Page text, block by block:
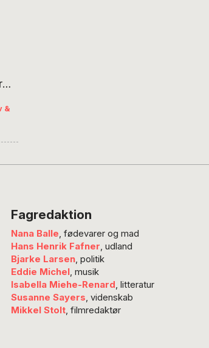
&
Fagredaktion
Nana Balle, fødevarer og mad
Hans Henrik Fafner, udland
Bjarke Larsen, politik
Eddie Michel, musik
Isabella Miehe-Renard, litteratur
Susanne Sayers, videnskab
Mikkel Stolt, filmredaktør